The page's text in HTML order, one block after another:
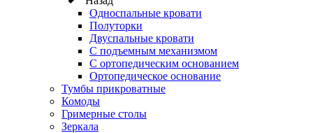
Односпальные кровати
Полуторки
Двуспальные кровати
С подъемным механизмом
С ортопедическим основанием
Ортопедическое основание
Тумбы прикроватные
Комоды
Гримерные столы
Зеркала